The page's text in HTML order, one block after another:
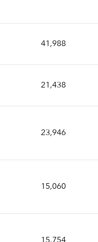
41,988
21,438
23,946
15,060